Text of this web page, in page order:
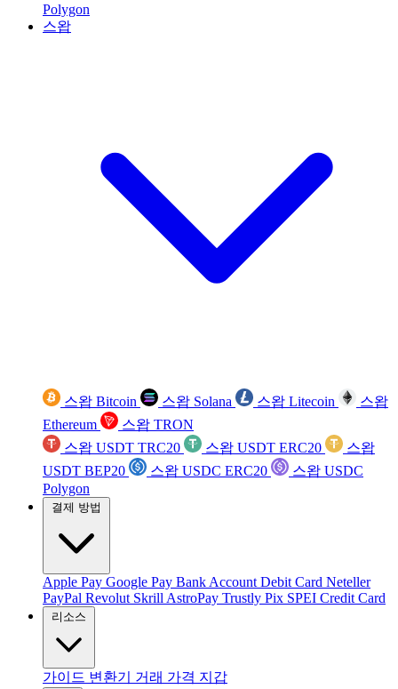
Polygon
스왑
스왑 Bitcoin 스왑 Solana 스왑 Litecoin
스왑
Ethereum
스왑 TRON
스왑 USDT TRC20
스왑 USDT ERC20
스왑
USDT BEP20
스왑 USDC ERC20
스왑 USDC
Polygon
결제 방법
Apple Pay Google Pay Bank Account Debit Card Neteller
PayPal Revolut Skrill AstroPay Trustly Pix SPEI Credit Card
리소스
가이드 변환기 거래 가격 지갑